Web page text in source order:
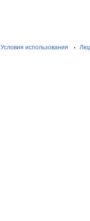
Условия использования